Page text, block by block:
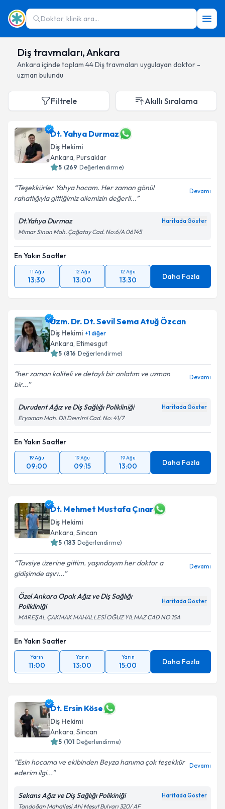
Doktor, klinik ara...
Diş travmaları, Ankara
Ankara içinde toplam 44Diş travmaları uygulayan doktor -
uzman bulundu
Filtrele Akıllı Sıralama
Dt. Yahya Durmaz
Diş Hekimi
Ankara, Pursaklar
5 (269 Değerlendirme)
Teşekkürler Yahya hocam. Her zaman gönül
rahatlığıyla gittiğimiz ailemizin değerli...
Devamı
Dt.Yahya Durmaz Haritada Göster
Mimar Sinan Mah. Çağatay Cad. No:6/A 06145
En Yakın Saatler
11 Ağu
13:30
12 Ağu
13:00
12 Ağu
13:30 Daha Fazla
Uzm. Dr. Dt. Sevil Sema Atuğ Özcan
Diş Hekimi +1diğer
Ankara, Etimesgut
5 (816 Değerlendirme)
her zaman kaliteli ve detaylı bir anlatım ve uzman
bir...
Devamı
Durudent Ağız ve Diş Sağlığı Polikliniği Haritada Göster
Eryaman Mah. Dil Devrimi Cad. No: 41/7
En Yakın Saatler
19 Ağu
09:00
19 Ağu
09:15
19 Ağu
13:00 Daha Fazla
Dt. Mehmet Mustafa Çınar
Diş Hekimi
Ankara, Sincan
5 (183 Değerlendirme)
Tavsiye üzerine gittim. yaşındayım her doktor a
gidişimde aşırı...
Devamı
Özel Ankara Opak Ağız ve Diş Sağlığı
Polikliniği
Haritada Göster
MAREŞAL ÇAKMAK MAHALLESİ OĞUZ YILMAZ CAD NO 15A
En Yakın Saatler
Yarın
11:00
Yarın
13:00
Yarın
15:00 Daha Fazla
Dt. Ersin Köse
Diş Hekimi
Ankara, Sincan
5 (101 Değerlendirme)
Esin hocama ve ekibinden Beyza hanıma çok teşekkür
ederim ilgi...
Devamı
Sekans Ağız ve Diş Sağlığı Polikiniği Haritada Göster
Tandoğan Mahallesi Ahi Mesut Bulvarı 320/ AF